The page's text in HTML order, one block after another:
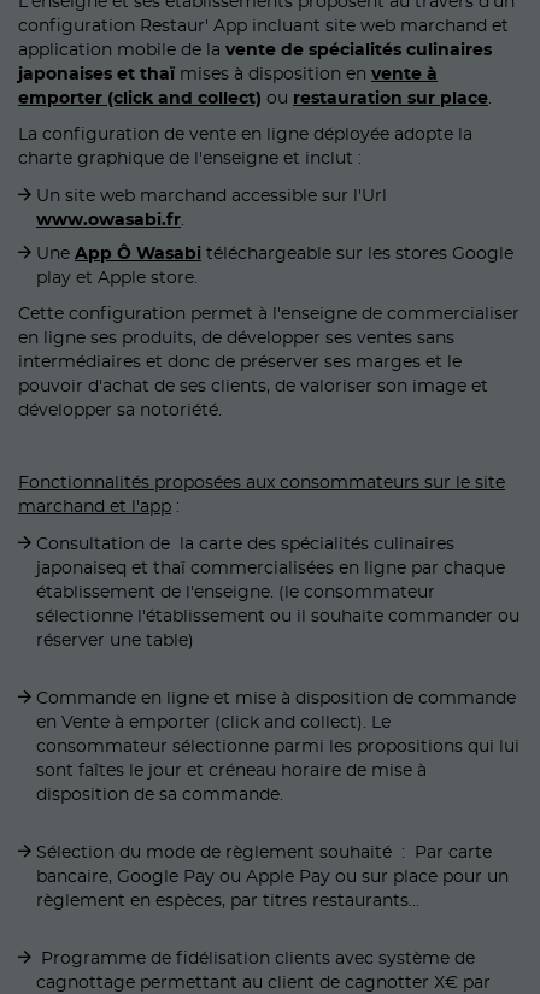
configuration Restaur' App incluant site web marchand et
application mobile de la vente de spécialités culinaires
japonaises et thaï mises à disposition en vente à
emporter (click and collect) ou restauration sur place.
La configuration de vente en ligne déployée adopte la
charte graphique de l'enseigne et inclut :
Un site web marchand accessible sur l'Url
www.owasabi.fr.
Une App Ô Wasabi téléchargeable sur les stores Google
play et Apple store.
Cette configuration permet à l'enseigne de commercialiser
en ligne ses produits, de développer ses ventes sans
intermédiaires et donc de préserver ses marges et le
pouvoir d'achat de ses clients, de valoriser son image et
développer sa notoriété.
Fonctionnalités proposées aux consommateurs sur le site
marchand et l'app :
Consultation de la carte des spécialités culinaires
japonaiseq et thaï commercialisées en ligne par chaque
établissement de l'enseigne. (le consommateur
sélectionne l'établissement ou il souhaite commander ou
réserver une table)
Commande en ligne et mise à disposition de commande
en Vente à emporter (click and collect). Le
consommateur sélectionne parmi les propositions qui lui
sont faîtes le jour et créneau horaire de mise à
disposition de sa commande.
Sélection du mode de règlement souhaité : Par carte
bancaire, Google Pay ou Apple Pay ou sur place pour un
règlement en espèces, par titres restaurants...
Programme de fidélisation clients avec système de
cagnottage permettant au client de cagnotter X€ par